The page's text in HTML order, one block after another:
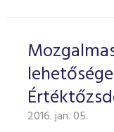
2016. jan. 05.